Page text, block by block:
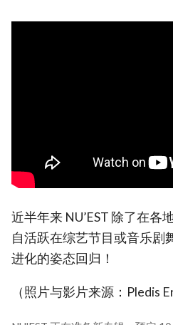
近半年来 NU’EST 除了在各
自活跃在综艺节目或音乐剧
进化的姿态回归！
（照片与影片来源：Pledis